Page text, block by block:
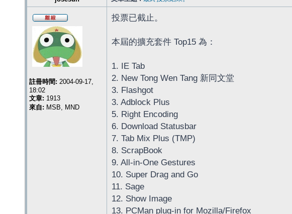
註冊時間: 2004-09-17,
18:02
文章: 1913
來自: MSB, MND
投票已截止。
本屆的擴充套件 Top15 為：
1. IE Tab
2. New Tong Wen Tang 新同文堂
3. Flashgot
3. Adblock Plus
5. Right Encoding
6. Download Statusbar
7. Tab Mix Plus (TMP)
8. ScrapBook
9. All-in-One Gestures
10. Super Drag and Go
11. Sage
12. Show Image
13. PCMan plug-in for Mozilla/Firefox